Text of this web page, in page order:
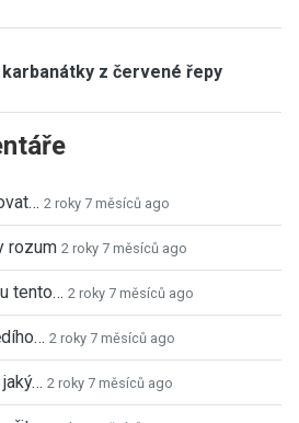
karbanátky z červené řepy
2 roky 7 měsíců ago
rozum 2 roky 7 měsíců ago
tento… 2 roky 7 měsíců ago
2 roky 7 měsíců ago
2 roky 7 měsíců ago